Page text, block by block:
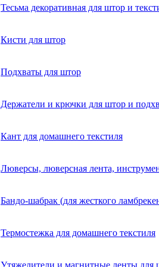
Тесьма декоративная для штор и
Кисти для штор
Подхваты для штор
Держатели и крючки для штор и
Кант для домашнего текстиля
Люверсы, люверсная лента,
Бандо-шабрак (для жесткого
Термостежка для домашнего текстиля
Утяжелители и магнитные ленты для